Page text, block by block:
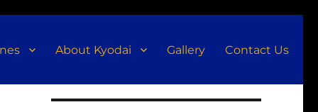
About Kyodai Gallery Contact Us